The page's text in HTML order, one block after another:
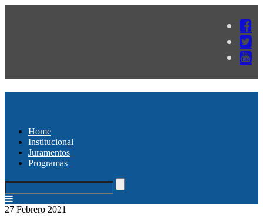
Home
Institucional
Juramentos
Programas
27 Febrero 2021